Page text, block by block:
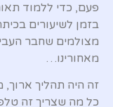
פעם, כדי ללמוד
בזמן לשיעורים
מצולמים שחבר
מאחורינו…
זה היה תהליך
כל מה שצריך זה